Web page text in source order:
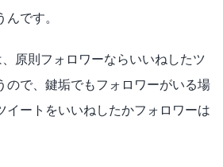
です。
、原則フォロワーならいいねしたツ
ので、鍵垢でもフォロワーがいる場
イートをいいねしたかフォロワーは